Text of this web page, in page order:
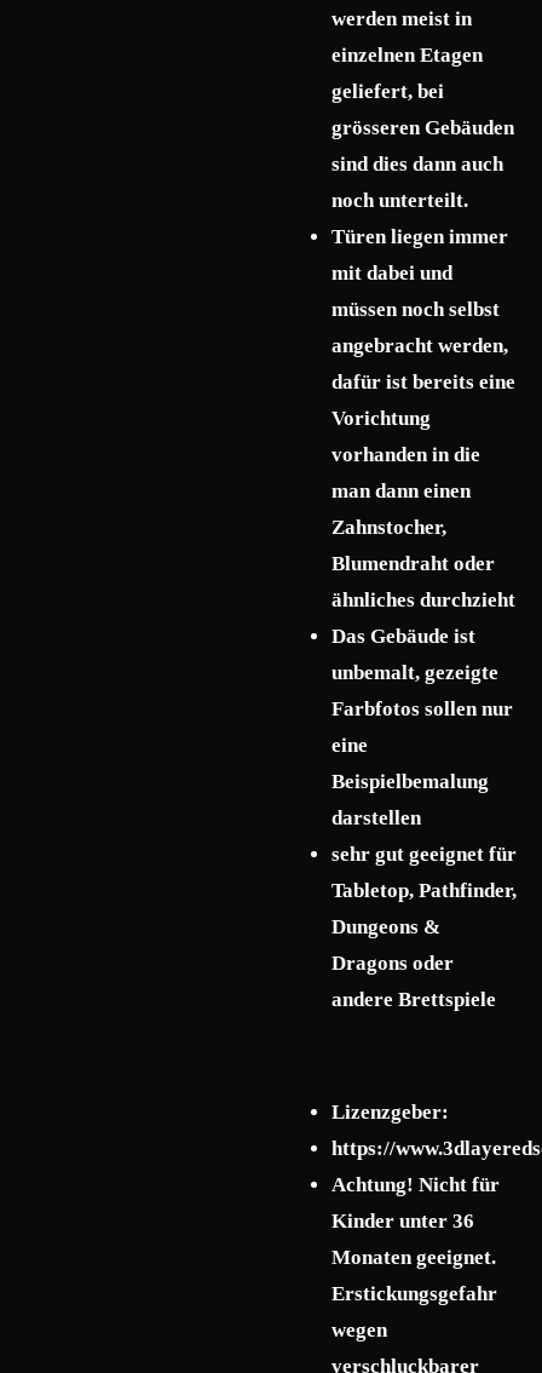
werden meist in
einzelnen Etagen
geliefert, bei
grösseren Gebäuden
sind dies dann auch
noch unterteilt.
Türen liegen immer
mit dabei und
müssen noch selbst
angebracht werden,
dafür ist bereits eine
Vorichtung
vorhanden in die
man dann einen
Zahnstocher,
Blumendraht oder
ähnliches durchzieht
Das Gebäude ist
unbemalt, gezeigte
Farbfotos sollen nur
eine
Beispielbemalung
darstellen
sehr gut geeignet für
Tabletop, Pathfinder,
Dungeons &
Dragons oder
andere Brettspiele
Lizenzgeber:
https://
Achtung! Nicht für
Kinder unter 36
Monaten geeignet.
Erstickungsgefahr
wegen
verschluckbarer